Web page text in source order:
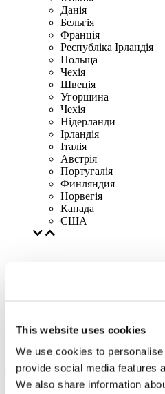
This website uses cookies
We use cookies to
provide social media features
We also share information
Данія
Бельгія
Франція
Республіка Ірландія
Польща
Чехія
Швецiя
Угорщина
Чехія
Нідерланди
Iрландія
Iталiя
Австрія
Португалія
Финляндия
Норвегія
Канада
США